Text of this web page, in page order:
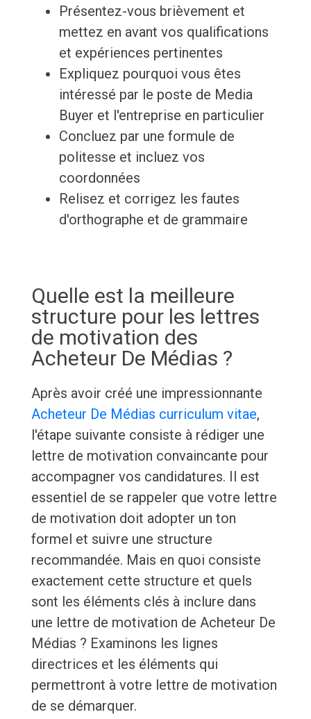
Présentez-vous brièvement et
mettez en avant vos qualifications
et expériences pertinentes
Expliquez pourquoi vous êtes
intéressé par le poste de Media
Buyer et l'entreprise en particulier
Concluez par une formule de
politesse et incluez vos
coordonnées
Relisez et corrigez les fautes
d'orthographe et de grammaire
Quelle est la meilleure
structure pour les lettres
de motivation des
Acheteur De Médias ?
Après avoir créé une impressionnante
Acheteur De Médias curriculum vitae,
l'étape suivante consiste à rédiger une
lettre de motivation convaincante pour
accompagner vos candidatures. Il est
essentiel de se rappeler que votre lettre
de motivation doit adopter un ton
formel et suivre une structure
recommandée. Mais en quoi consiste
exactement cette structure et quels
sont les éléments clés à inclure dans
une lettre de motivation de Acheteur De
Médias ? Examinons les lignes
directrices et les éléments qui
permettront à votre lettre de motivation
de se démarquer.